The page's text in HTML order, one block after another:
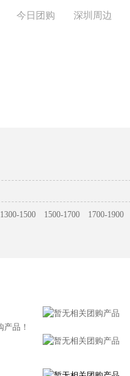
今日团购 深圳周边
1300-1500 1500-1700 1700-1900